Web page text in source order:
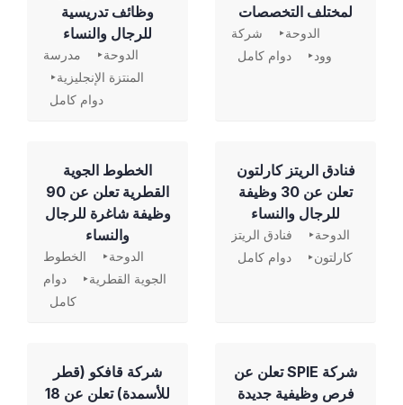
لمختلف التخصصات
الدوحة
شركة
وود
دوام كامل
وظائف تدريسية
للرجال والنساء
الدوحة
مدرسة
المنتزة الإنجليزية
دوام كامل
فنادق الريتز كارلتون
تعلن عن 30 وظيفة
للرجال والنساء
الدوحة
فنادق الريتز
كارلتون
دوام كامل
الخطوط الجوية
القطرية تعلن عن 90
وظيفة شاغرة للرجال
والنساء
الدوحة
الخطوط
الجوية القطرية
دوام
كامل
شركة SPIE تعلن عن
فرص وظيفية جديدة
شركة قافكو (قطر
للأسمدة) تعلن عن 18